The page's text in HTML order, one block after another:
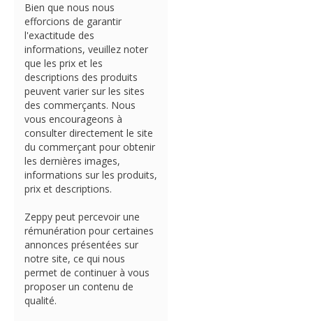
Bien que nous nous
efforcions de garantir
l'exactitude des
informations, veuillez noter
que les prix et les
descriptions des produits
peuvent varier sur les sites
des commerçants. Nous
vous encourageons à
consulter directement le site
du commerçant pour obtenir
les dernières images,
informations sur les produits,
prix et descriptions.
Zeppy peut percevoir une
rémunération pour certaines
annonces présentées sur
notre site, ce qui nous
permet de continuer à vous
proposer un contenu de
qualité.